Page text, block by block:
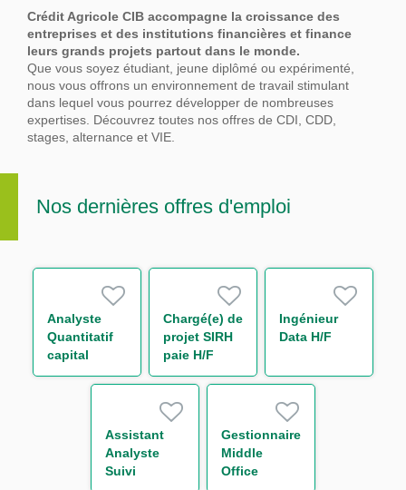
Crédit Agricole CIB accompagne la croissance des
entreprises et des institutions financières et finance
leurs grands projets partout dans le monde.
Que vous soyez étudiant, jeune diplômé ou expérimenté,
nous vous offrons un environnement de travail stimulant
dans lequel vous pourrez développer de nombreuses
expertises. Découvrez toutes nos offres de CDI, CDD,
stages, alternance et VIE.
Nos dernières offres d'emploi
Analyste
Quantitatif
capital
économique
Chargé(e) de
projet SIRH
paie H/F
Ingénieur
Data H/F
Assistant
Analyste
Suivi
Gestionnaire
Middle
Office